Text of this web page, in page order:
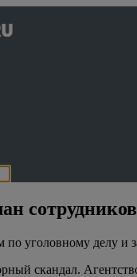
уголовному делу и
скандал. Агентство